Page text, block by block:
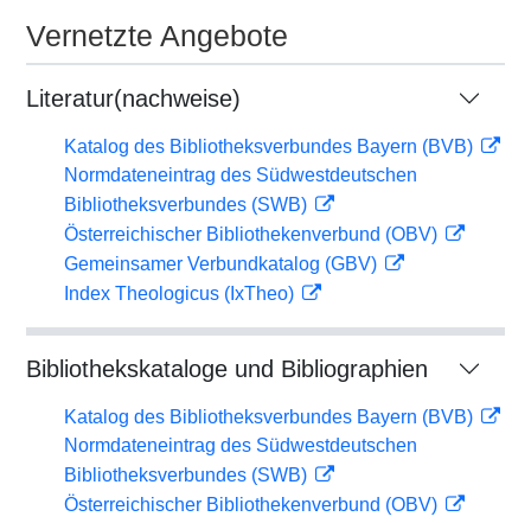
Vernetzte Angebote
Literatur(nachweise)
Katalog des Bibliotheksverbundes Bayern (BVB)
Normdateneintrag des Südwestdeutschen
Bibliotheksverbundes (SWB)
Österreichischer Bibliothekenverbund (OBV)
Gemeinsamer Verbundkatalog (GBV)
Index Theologicus (IxTheo)
Bibliothekskataloge und Bibliographien
Katalog des Bibliotheksverbundes Bayern (BVB)
Normdateneintrag des Südwestdeutschen
Bibliotheksverbundes (SWB)
Österreichischer Bibliothekenverbund (OBV)